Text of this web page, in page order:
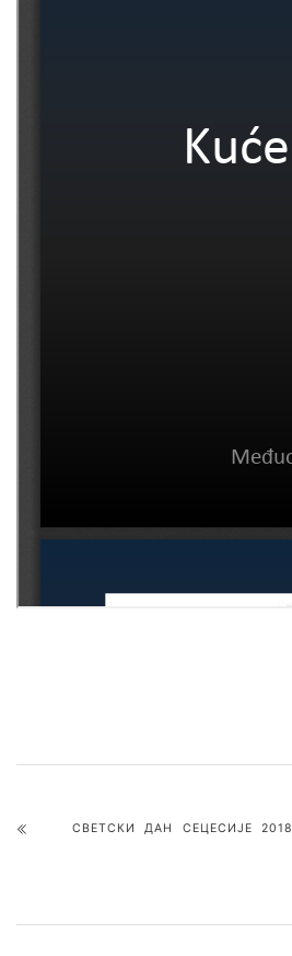
CВЕТСКИ ДАН СЕЦЕСИЈЕ 2018